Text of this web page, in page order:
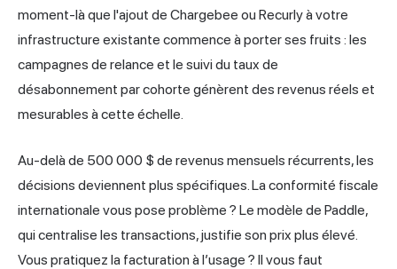
moment-là que l'ajout de Chargebee ou Recurly à votre
infrastructure existante commence à porter ses fruits : les
campagnes de relance et le suivi du taux de
désabonnement par cohorte génèrent des revenus réels et
mesurables à cette échelle.
Au-delà de 500 000 $ de revenus mensuels récurrents, les
décisions deviennent plus spécifiques. La conformité fiscale
internationale vous pose problème ? Le modèle de Paddle,
qui centralise les transactions, justifie son prix plus élevé.
Vous pratiquez la facturation à l’usage ? Il vous faut